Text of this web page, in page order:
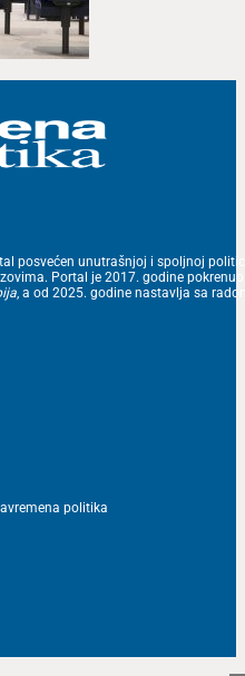
posvećen unutrašnjoj i spoljnoj
Portal je 2017. godine
, a od 2025. godine nastavlja sa
politika